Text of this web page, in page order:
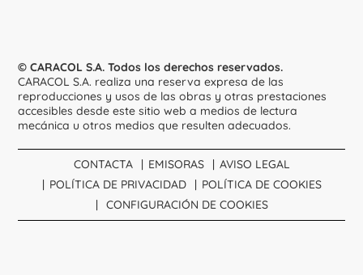
© CARACOL S.A. Todos los derechos reservados.
CARACOL S.A. realiza una reserva expresa de las
reproducciones y usos de las obras y otras prestaciones
accesibles desde este sitio web a medios de lectura
mecánica u otros medios que resulten adecuados.
CONTACTA EMISORAS
AVISO LEGAL
POLÍTICA DE PRIVACIDAD
POLÍTICA DE COOKIES
CONFIGURACIÓN DE COOKIES